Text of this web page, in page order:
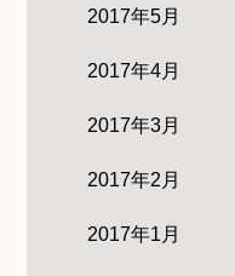
2017年5月
2017年4月
2017年3月
2017年2月
2017年1月